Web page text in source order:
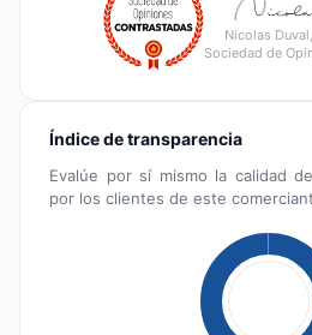
Nicolas
Sociedad de
Índice de transparencia
Evalúe por sí mismo la calidad
por los clientes de este